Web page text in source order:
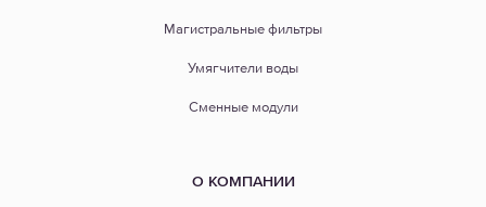
Магистральные фильтры
Умягчители воды
Сменные модули
О КОМПАНИИ